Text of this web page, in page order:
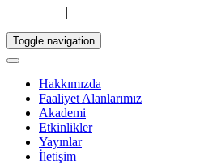
|
Toggle navigation
Hakkımızda
Faaliyet Alanlarımız
Akademi
Etkinlikler
Yayınlar
İletişim